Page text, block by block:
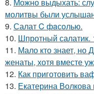
молитвы были
9. Салат C фaсoлью.
10. Шпротный салатик.
11. Мало кто знает, но
женаты, хотя вместе
12. Как приготовить
13. Екатерина